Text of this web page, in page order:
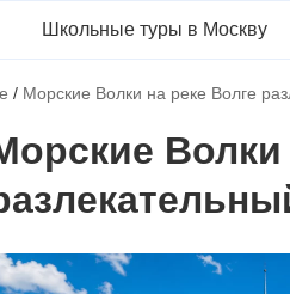
Школьные туры в Москву
/ Морские Волки на реке Волге
Волки